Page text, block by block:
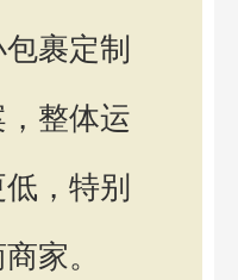
裹定制
整体运
，特别
家。